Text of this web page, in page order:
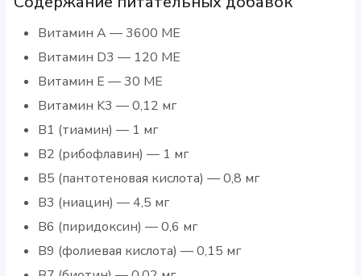
Витамин A — 3600 МЕ
Витамин D3 — 120 МЕ
Витамин E — 30 МЕ
Витамин K3 — 0,12 мг
В1 (тиамин) — 1 мг
В2 (рибофлавин) — 1 мг
В5 (пантотеновая кислота) — 0,8 мг
В3 (ниацин) — 4,5 мг
В6 (пиридоксин) — 0,6 мг
В9 (фолиевая кислота) — 0,15 мг